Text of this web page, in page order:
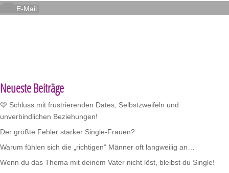
E-Mail
Neueste Beiträge
🩷 Schluss mit frustrierenden Dates, Selbstzweifeln und
unverbindlichen Beziehungen!
Der größte Fehler starker Single-Frauen?
Warum fühlen sich die „richtigen“ Männer oft langweilig an…
Wenn du das Thema mit deinem Vater nicht löst, bleibst du Single!